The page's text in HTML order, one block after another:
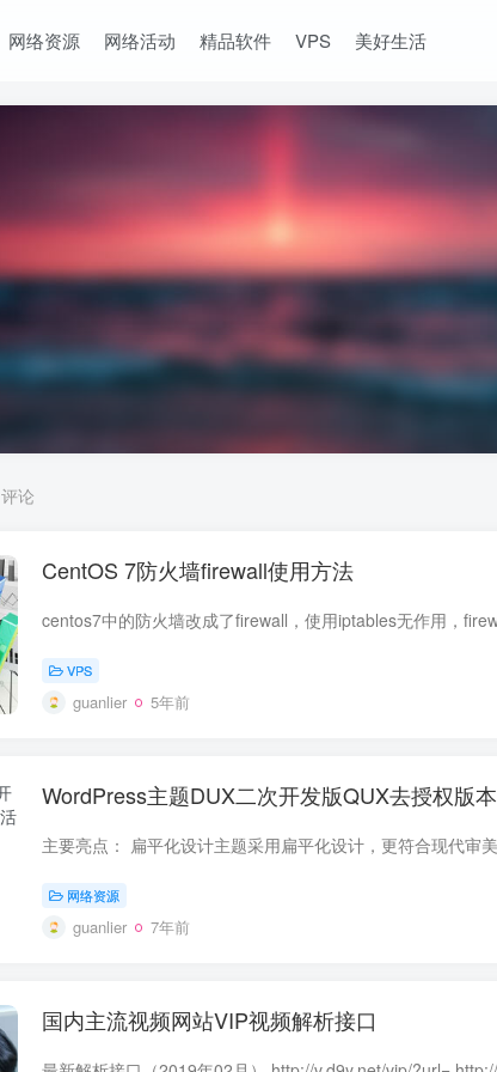
网络资源 网络活动 精品软件 VPS 美好生活
评论
CentOS 7防火墙firewall使用方法
VPS
guanlier 5年前
WordPress主题DUX二次开发版QUX去授权版本
网络资源
guanlier 7年前
国内主流视频网站VIP视频解析接口